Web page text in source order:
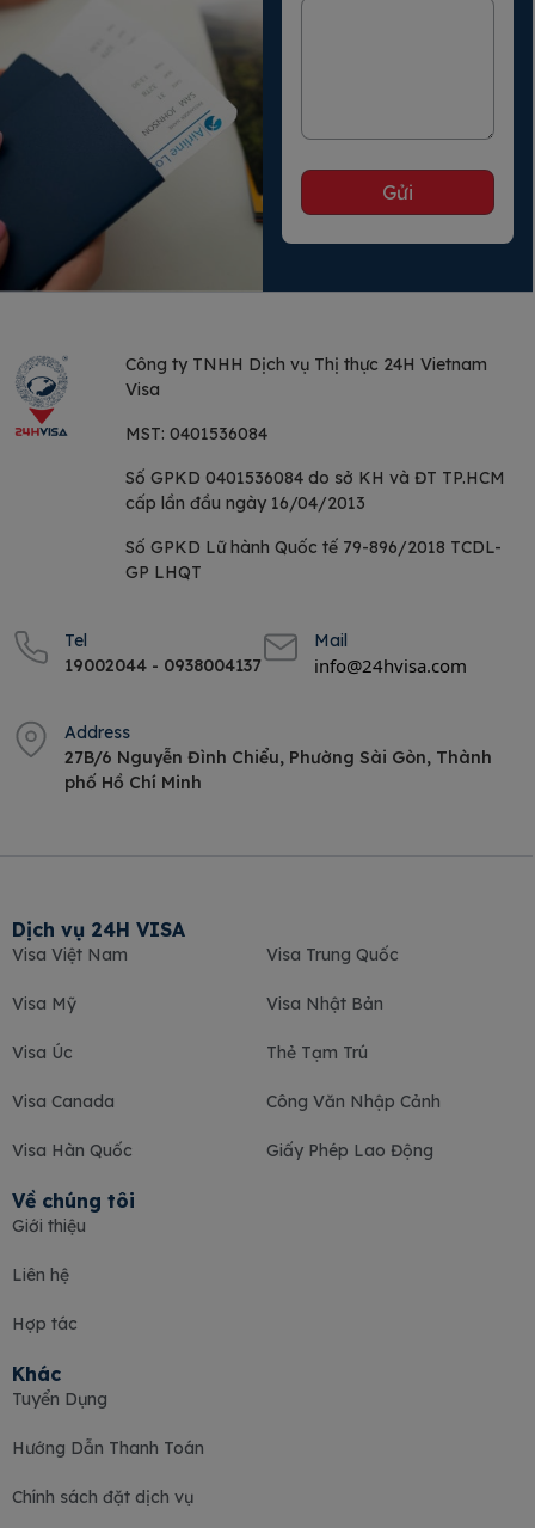
Công ty TNHH Dịch vụ Thị thực 24H Vietnam
Visa
MST:0401536084
Số GPKD 0401536084 do sở KH và ĐT TP.HCM
cấp lần đầu ngày 16/04/2013
Số GPKD Lữ hành Quốc tế 79-896/2018 TCDL-
GP LHQT
Tel
19002044 - 0938004137
Mail
info@24hvisa.com
Address
27B/6 Nguyễn Đình Chiểu, Phường Sài Gòn, Thành
phố Hồ Chí Minh
Về chúng tôi
Giới thiệu
Liên hệ
Hợp tác
Dịch vụ 24H VISA
Visa Việt Nam
Visa Mỹ
Visa Úc
Visa Canada
Visa Hàn Quốc
Visa Trung Quốc
Visa Nhật Bản
Thẻ Tạm Trú
Công Văn Nhập Cảnh
Giấy Phép Lao Động
Khác
Tuyển Dụng
Hướng Dẫn Thanh Toán
Chính sách đặt dịch vụ